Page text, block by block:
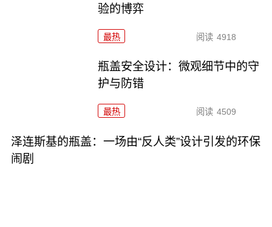
验的博弈
最热 阅读 4918
瓶盖安全设计：微观细节中的守
护与防错
最热 阅读 4509
泽连斯基的瓶盖：一场由“反人类”设计引发的环保
闹剧